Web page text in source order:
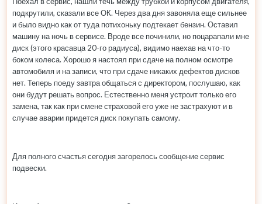
подкрутили, сказали все ОК. Через два дня завоняла еще сильнее
и было видно как от туда потихоньку подтекает бензин. Оставил
машину на ночь в сервисе. Вроде все починили, но поцарапали мне
диск (этого красавца 20-го радиуса), видимо наехав на что-то
боком колеса. Хорошо я настоял при сдаче на полном осмотре
автомобиля и на записи, что при сдаче никаких дефектов дисков
нет. Теперь поеду завтра общаться с директором, послушаю, как
они будут решать вопрос. Естественно меня устроит только его
замена, так как при смене страховой его уже не застрахуют и в
случае аварии придется диск покупать самому.
Для полного счастья сегодня загорелось сообщение сервис
подвески.